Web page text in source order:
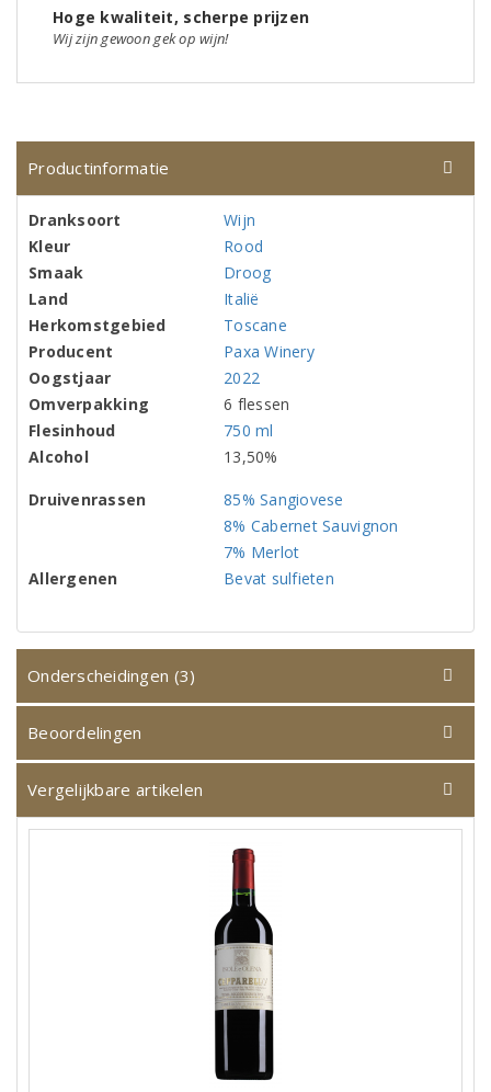
Hoge kwaliteit, scherpe prijzen
Wij zijn gewoon gek op wijn!
Productinformatie
Dranksoort
Wijn
Kleur
Rood
Smaak
Droog
Land
Italië
Herkomstgebied
Toscane
Producent
Paxa Winery
Oogstjaar
2022
Omverpakking
6 flessen
Flesinhoud
750 ml
Alcohol
13,50%
Druivenrassen
85% Sangiovese
8% Cabernet Sauvignon
7% Merlot
Allergenen
Bevat sulfieten
Onderscheidingen (3)
Beoordelingen
Vergelijkbare artikelen